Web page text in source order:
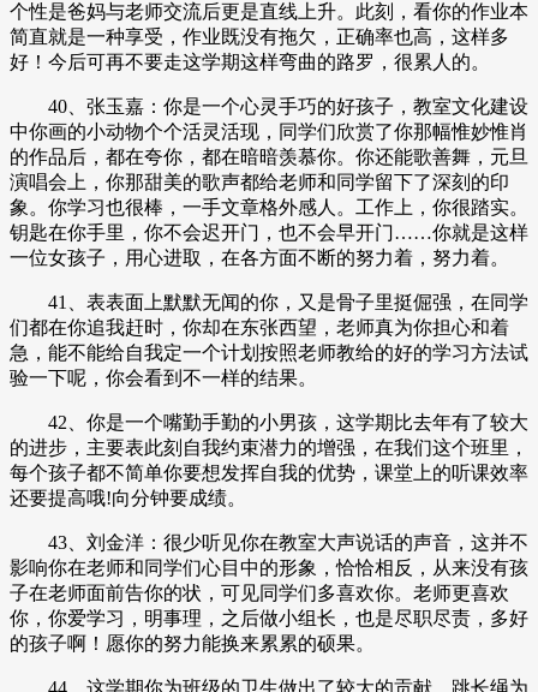
个性是爸妈与老师交流后更是直线上升。此刻，看你的作业本
简直就是一种享受，作业既没有拖欠，正确率也高，这样多
好！今后可再不要走这学期这样弯曲的路罗，很累人的。
40、张玉嘉：你是一个心灵手巧的好孩子，教室文化建设
中你画的小动物个个活灵活现，同学们欣赏了你那幅惟妙惟肖
的作品后，都在夸你，都在暗暗羡慕你。你还能歌善舞，元旦
演唱会上，你那甜美的歌声都给老师和同学留下了深刻的印
象。你学习也很棒，一手文章格外感人。工作上，你很踏实。
钥匙在你手里，你不会迟开门，也不会早开门……你就是这样
一位女孩子，用心进取，在各方面不断的努力着，努力着。
41、表表面上默默无闻的你，又是骨子里挺倔强，在同学
们都在你追我赶时，你却在东张西望，老师真为你担心和着
急，能不能给自我定一个计划按照老师教给的好的学习方法试
验一下呢，你会看到不一样的结果。
42、你是一个嘴勤手勤的小男孩，这学期比去年有了较大
的进步，主要表此刻自我约束潜力的增强，在我们这个班里，
每个孩子都不简单你要想发挥自我的优势，课堂上的听课效率
还要提高哦!向分钟要成绩。
43、刘金洋：很少听见你在教室大声说话的声音，这并不
影响你在老师和同学们心目中的形象，恰恰相反，从来没有孩
子在老师面前告你的状，可见同学们多喜欢你。老师更喜欢
你，你爱学习，明事理，之后做小组长，也是尽职尽责，多好
的孩子啊！愿你的努力能换来累累的硕果。
44、这学期你为班级的卫生做出了较大的贡献，跳长绳为